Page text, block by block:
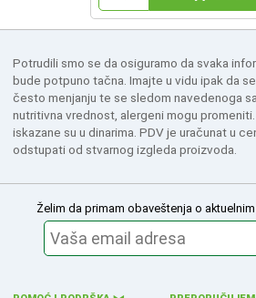
Potrudili smo se da osiguramo da svaka
bude potpuno tačna. Imajte u vidu ipak da
često menjanju te se sledom navedenoga
nutritivna vrednost, alergeni mogu
iskazane su u dinarima. PDV je uračunat u
odstupati od stvarnog izgleda proizvoda.
Želim da primam obaveštenja o